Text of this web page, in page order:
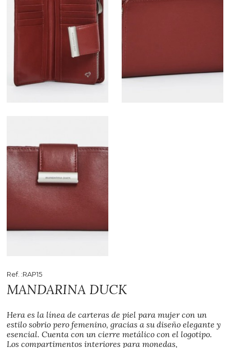
Ref. :RAP15
MANDARINA DUCK
Hera es la línea de carteras de piel para mujer con un
estilo sobrio pero femenino, gracias a su diseño elegante y
esencial. Cuenta con un cierre metálico con el logotipo.
Los compartimentos interiores para monedas,